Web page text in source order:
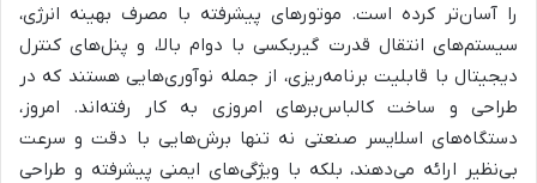
را آسان‌تر کرده است. موتورهای پیشرفته با مصرف بهینه انرژی،
سیستم‌های انتقال قدرت گیربکسی با دوام بالا، و پنل‌های کنترل
دیجیتال با قابلیت برنامه‌ریزی، از جمله نوآوری‌هایی هستند که در
طراحی و ساخت کالباس‌برهای امروزی به کار رفته‌اند. امروز،
دستگاه‌های اسلایسر صنعتی نه تنها برش‌هایی با دقت و سرعت
بی‌نظیر ارائه می‌دهند، بلکه با ویژگی‌های ایمنی پیشرفته و طراحی